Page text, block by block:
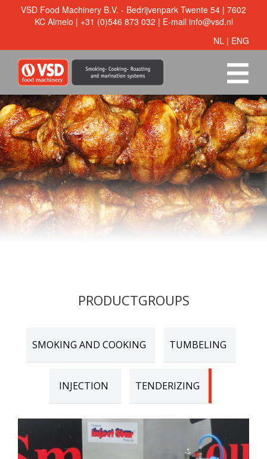
VSD Food Machinery B.V. - Bedrijvenpark Twente 54 | 7602
KC Almelo | +31 (0)546 873 032 | E-mail info@vsd.nl
NL | ENG
PRODUCTGROUPS
SMOKING AND COOKING TUMBELING
INJECTION TENDERIZING